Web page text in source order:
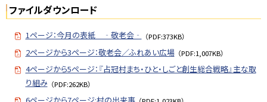
当
窓
ファイルダウンロード
1ページ：今月の表紙 ‐敬老会‐ （PDF:373KB）
2ページから3ページ：敬老会／ふれあい広場 （PDF:1,007KB）
4ページから5ページ：『占冠村まち・ひと・しごと創生総合戦略』主な取
り組み （PDF:262KB）
6ページから7ページ:村の出来事